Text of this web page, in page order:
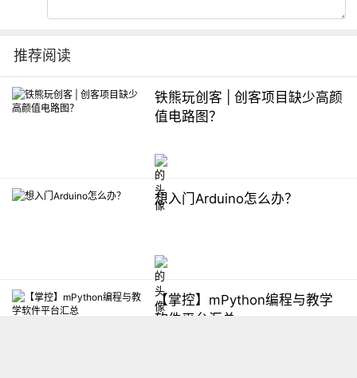
推荐阅读
铁熊玩创客 | 创客项目缺少高颜
值电路图？
想入门Arduino怎么办？
【掌控】mPython编程与教学
软件平台汇总